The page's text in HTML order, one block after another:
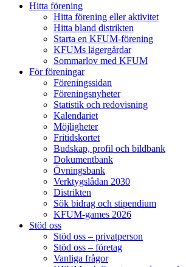
Hitta förening
Hitta förening eller aktivitet
Hitta bland distrikten
Starta en KFUM-förening
KFUMs lägergårdar
Sommarlov med KFUM
För föreningar
Föreningssidan
Föreningsnyheter
Statistik och redovisning
Kalendariet
Möjligheter
Fritidskortet
Budskap, profil och bildbank
Dokumentbank
Övningsbank
Verktygslådan 2030
Distrikten
Sök bidrag och stipendium
KFUM-games 2026
Stöd oss
Stöd oss – privatperson
Stöd oss – företag
Vanliga frågor